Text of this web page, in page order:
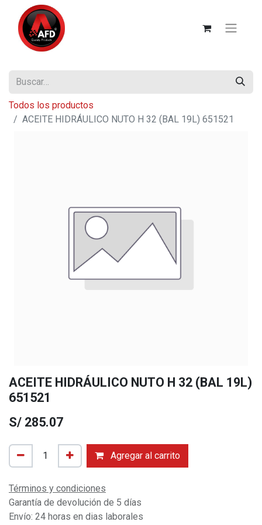
Todos los productos
ACEITE HIDRÁULICO NUTO H 32 (BAL 19L) 651521
ACEITE HIDRÁULICO NUTO H 32 (BAL 19L)
651521
S/ 285.07
Agregar al carrito
Términos y condiciones
Garantía de devolución de 5 días
Envío: 24 horas en dias laborales